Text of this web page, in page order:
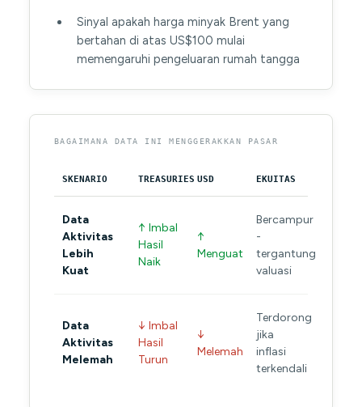
Sinyal apakah harga minyak Brent yang
bertahan di atas US$100 mulai
memengaruhi pengeluaran rumah tangga
BAGAIMANA DATA INI MENGGERAKKAN PASAR
SKENARIO TREASURIES USD EKUITAS
Data
Aktivitas
Lebih
Kuat
↑ Imbal
Hasil
Naik
↑
Menguat
Bercampur
-
tergantung
valuasi
Data
Aktivitas
Melemah
↓ Imbal
Hasil
Turun
↓
Melemah
Terdorong
jika
inflasi
terkendali